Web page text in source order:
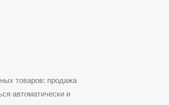
товаров: продажа
автоматически и